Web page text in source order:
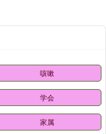
咳嗽
学会
家属